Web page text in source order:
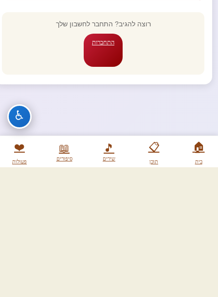
🏠
בית
📋
תוכן
🎵
שירים
📖
סיפורים
❤️
פעולות
רוצה להגיב? התחבר לחשבון שלך
התחברות
♿